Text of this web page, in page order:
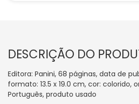
DESCRIÇÃO DO
Editora: Panini, 68 páginas, data de
formato: 13.5 x 19.0 cm, cor: colorido,
Português, produto usado